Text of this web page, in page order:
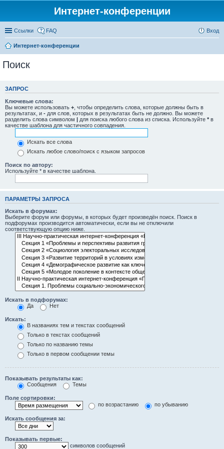
Интернет-конференции
Ссылки FAQ Вход
Интернет-конференции
Поиск
ЗАПРОС
Ключевые слова:
Вы можете использовать + , чтобы определить слова, которые должны быть в
результатах, и - для слов, которых в результатах быть не должно. Вы можете
разделить слова символом | для поиска любого слова из списка. Используйте * в
качестве шаблона для частичного совпадения.
Искать все слова
Искать любое слово/поиск с языком запросов
Поиск по автору:
Используйте * в качестве шаблона.
ПАРАМЕТРЫ ЗАПРОСА
Искать в форумах:
Выберите форум или форумы, в которых будет произведён поиск. Поиск в
подфорумах производится автоматически, если вы не отключили
соответствующую опцию ниже.
Искать в подфорумах:
Да
Нет
Искать:
В названиях тем и текстах сообщений
Только в текстах сообщений
Только по названию темы
Только в первом сообщении темы
Показывать результаты как:
Сообщения
Темы
Поле сортировки:
по возрастанию
по убыванию
Искать сообщения за:
Показывать первые:
символов сообщений